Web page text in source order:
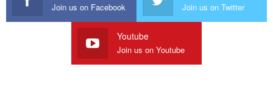
Join us on Facebook Join us on Twitter
Youtube
Join us on Youtube